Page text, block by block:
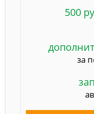
500
за